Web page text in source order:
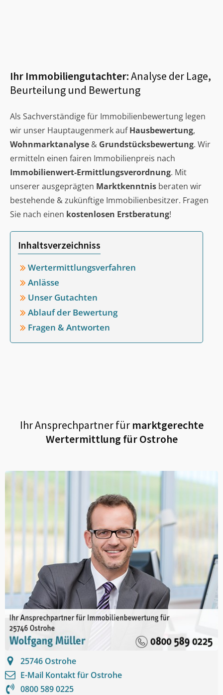
Ihr Immobiliengutachter:Analyse der Lage,
Beurteilung und Bewertung
Als Sachverständige für Immobilienbewertung legen
wir unser Hauptaugenmerk aufHausbewertung,
Wohnmarktanalyse & Grundstücksbewertung. Wir
ermitteln einen fairen Immobilienpreis nach
Immobilienwert-Ermittlungsverordnung. Mit
unserer ausgeprägten Marktkenntnis beraten wir
bestehende & zukünftige Immobilienbesitzer. Fragen
Sie nach einen kostenlosen Erstberatung!
Inhaltsverzeichniss
Wertermittlungsverfahren
Anlässe
Unser Gutachten
Ablauf der Bewertung
Fragen & Antworten
Ihr Ansprechpartner fürmarktgerechte
Wertermittlung fürOstrohe
25746 Ostrohe
E-Mail Kontakt für Ostrohe
0800 589 0225